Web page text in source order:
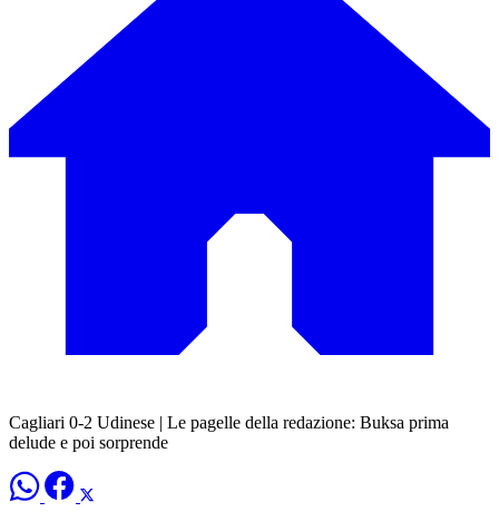
Cagliari 0-2 Udinese | Le pagelle della redazione: Buksa prima
delude e poi sorprende